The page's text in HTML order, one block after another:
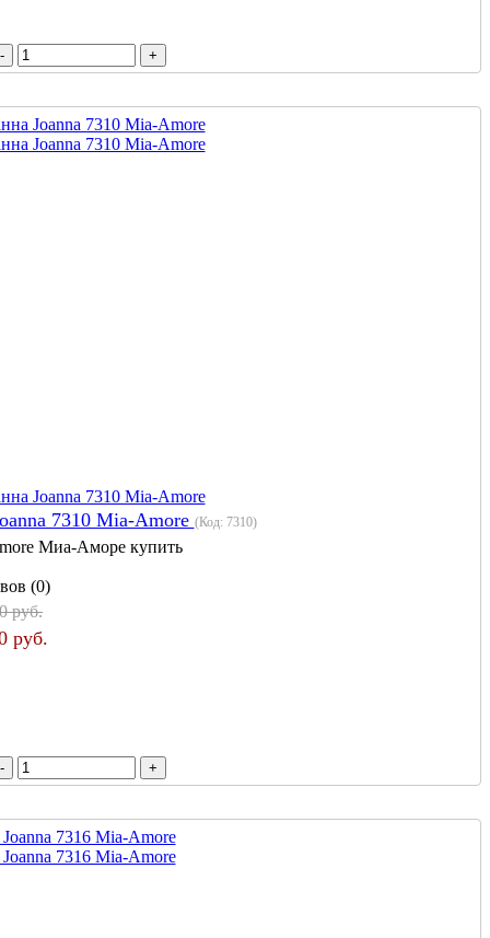
7310 Mia-Amore (Код: 7310)
Миа-Аморе купить
(0)
руб.
руб.